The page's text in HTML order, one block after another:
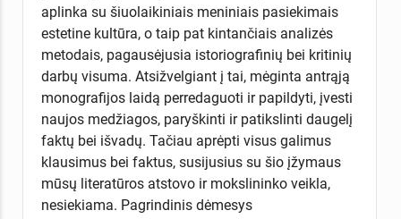
aplinka su šiuolaikiniais meniniais pasiekimais
estetine kultūra, o taip pat kintančiais analizės
metodais, pagausėjusia istoriografinių bei kritinių
darbų visuma. Atsižvelgiant į tai, mėginta antrąją
monografijos laidą perredaguoti ir papildyti, įvesti
naujos medžiagos, paryškinti ir patikslinti daugelį
faktų bei išvadų. Tačiau aprėpti visus galimus
klausimus bei faktus, susijusius su šio įžymaus
mūsų literatūros atstovo ir mokslininko veikla,
nesiekiama. Pagrindinis dėmesys